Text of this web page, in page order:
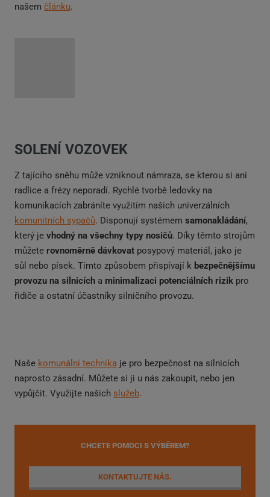
našem článku.
SOLENÍ VOZOVEK
Z tajícího sněhu může vzniknout námraza, se kterou si ani
radlice a frézy neporadí. Rychlé tvorbě ledovky na
komunikacích zabráníte využitím našich univerzálních
komunitních sypačů. Disponují systémem samonakládání,
který je vhodný na všechny typy nosičů. Díky těmto strojům
můžete rovnoměrně dávkovat posypový materiál, jako je
sůl nebo písek. Tímto způsobem přispívají k bezpečnějšímu
provozu na silnicích a minimalizaci potenciálních rizik pro
řidiče a ostatní účastníky silničního provozu.
Naše komunální technika je pro bezpečnost na silnicích
naprosto zásadní. Můžete si ji u nás zakoupit, nebo jen
vypůjčit. Využijte našich služeb.
CHCETE POMOCI S VÝBĚREM?
KONTAKTUJTE NÁS.